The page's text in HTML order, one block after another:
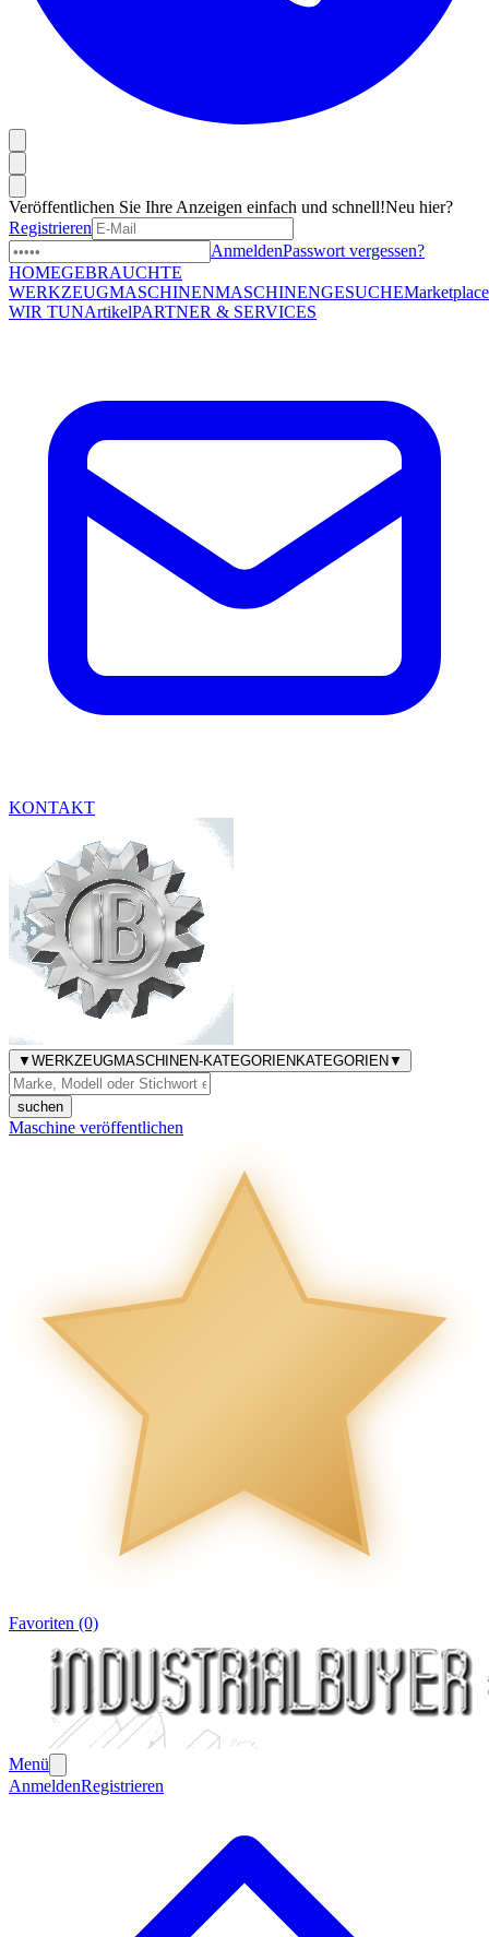
Veröffentlichen Sie Ihre Anzeigen einfach und schnell!Neu hier?
Registrieren
AnmeldenPasswort vergessen?
HOMEGEBRAUCHTE
WERKZEUGMASCHINENMASCHINENGESUCHEMarketplace
WIR TUNArtikelPARTNER & SERVICES
KONTAKT
▼ WERKZEUGMASCHINEN-KATEGORIEN KATEGORIEN ▼
suchen
Maschine veröffentlichen
Favoriten (0)
Menü
AnmeldenRegistrieren